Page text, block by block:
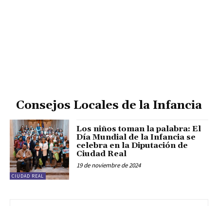
Consejos Locales de la Infancia
CIUDAD REAL
Los niños toman la palabra: El
Día Mundial de la Infancia se
celebra en la Diputación de
Ciudad Real
19 de noviembre de 2024